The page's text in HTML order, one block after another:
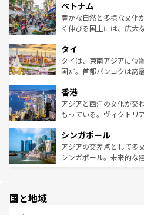
参照してほしい。
容にもいいと評判のスイ
が味わえる。 なお
照してほしい。
き、地方に足を延ばせば
できる。そして、キムチ
まで、さまざまな韓国料
リティに包まれながら、
わってみ
覧を参照してほしい。
ベトナム
豊かな自然と多様な文化
く伸びる国土には、広大
急速な発展と共に伝統が
ーチミン市のフランス統
醸し出している。また、
とつ。フォーやバインミ
ひ現地で味わいたい。ど
が旅行者を迎えてくれる
参照してほしい。
タイ
タイは、東南アジアに位
国だ。首都バンコクは高
の活気が交差している。
帯で自然と触れ合い、南
いビーチでリゾート気分
激する。気候は一年中温
が待っている。親しみや
た文化、そして多様な観
香港
アジアと西洋の文化が交
もっている。ヴィクトリ
み、どこを訪れても感動
ており、効率よく見どこ
うな絶景から文化的な体
シンガポール
アジアの交差点として多
シンガポール。未来的な
国と地域